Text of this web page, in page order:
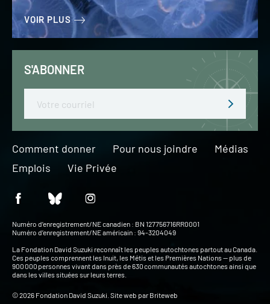
VOIR PLUS
S'ABONNER
Comment donner Pour nous joindre
Médias
Emplois
Vie Privée
Numéro d’enregistrement/NE canadien : BN 127756716RR0001
Numéro d’enregistrement/NE américain : 94-3204049
La Fondation David Suzuki reconnaît les peuples autochtones partout au Canada.
Ces peuples comprennent les Inuit, les Métis et les Premières Nations — plus de
900 000 personnes vivant dans près de 630 communautés autochtones ainsi que
dans les villes situées sur leurs terres.
© 2026 Fondation David Suzuki. Site web par Briteweb